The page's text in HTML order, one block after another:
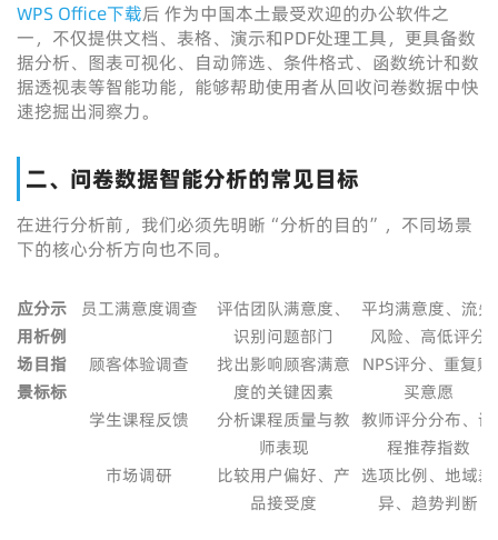
WPS Office下载后 作为中国本土最受欢迎的办公软件之
一，不仅提供文档、表格、演示和PDF处理工具，更具备数
据分析、图表可视化、自动筛选、条件格式、函数统计和数
据透视表等智能功能，能够帮助使用者从回收问卷数据中快
速挖掘出洞察力。
二、问卷数据智能分析的常见目标
在进行分析前，我们必须先明晰“分析的目的”，不同场景
下的核心分析方向也不同。
应
用
场
景
分
析
目
标
示
例
指
标
员工满意度调查
评估团队满意度、
识别问题部门
平均满意度、流失
风险、高低评分
顾客体验调查
找出影响顾客满意
度的关键因素
NPS评分、重复购
买意愿
学生课程反馈
分析课程质量与教
师表现
教师评分分布、课
程推荐指数
市场调研
比较用户偏好、产
品接受度
选项比例、地域差
异、趋势判断